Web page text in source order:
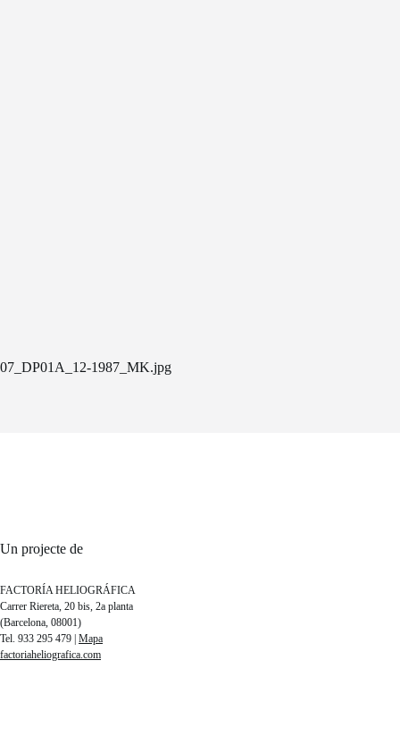
07_DP01A_12-1987_MK.jpg
Un projecte de
FACTORÍA HELIOGRÁFICA
Carrer Riereta, 20 bis, 2a planta
(Barcelona, 08001)
Tel. 933 295 479 | Mapa
factoriaheliografica.com